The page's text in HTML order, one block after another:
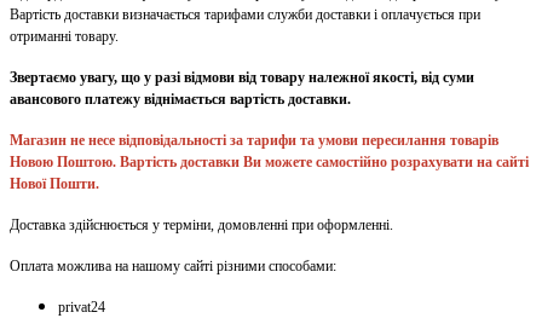
Вартість доставки визначається тарифами служби доставки і оплачується при
отриманні товару.
Звертаємо увагу, що у разі відмови від товару належної якості, від суми
авансового платежу віднімається вартість доставки.
Магазин не несе відповідальності за тарифи та умови пересилання товарів
Новою Поштою. Вартість доставки Ви можете самостійно розрахувати на сайті
Нової Пошти.
Доставка здійснюється у терміни, домовленні при оформленні.
Оплата можлива на нашому сайті різними способами:
privat24